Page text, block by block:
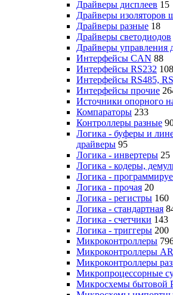
Драйверы дисплеев 15
Драйверы изоляторов
Драйверы разные 18
Драйверы светодиодов
Драйверы управления
Интерфейсы CAN 88
Интерфейсы RS232 108
Интерфейсы RS485,
Интерфейсы прочие
Источники опорного
Компараторы 233
Контроллеры разные
Логика - буферы и
драйверы 95
Логика - инвертеры 25
Логика - кодеры,
Логика -
Логика - прочая 20
Логика - регистры 160
Логика - стандартная
Логика - счетчики 143
Логика - триггеры 200
Микроконтроллеры
Микроконтроллеры
Микроконтроллеры
Микропроцессорные
Микросхемы бытовой